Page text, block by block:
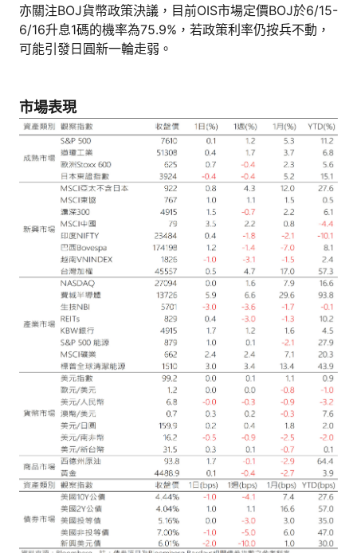
亦關注BOJ貨幣政策決議，目前OIS市場定價BOJ於6/15-
6/16升息1碼的機率為75.9%，若政策利率仍按兵不動，
可能引發日圓新一輪走弱。
市場表現